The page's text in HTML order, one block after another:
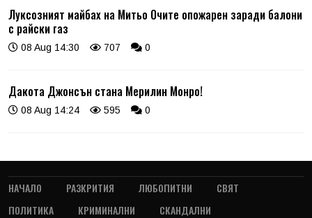
Луксозният майбах на Митьо Очите опожарен заради балони
с райски газ
08 Aug 14:30 707 0
Дакота Джонсън стана Мерилин Монро!
08 Aug 14:24 595 0
НАЧАЛО РАЗКРИТИЯ ЛЮБОПИТНИ
СВЯТ
ПОЛИТИКА
КРИМИНАЛНИ
СКАНДАЛНИ